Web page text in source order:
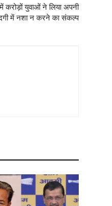
युवाओं ने लिया अपनी
में नशा न करने का संकल्प